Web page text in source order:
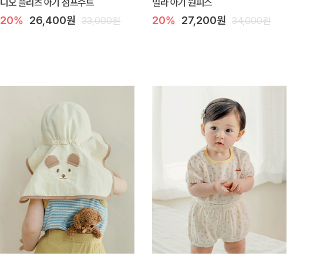
20% 26,400원 33,000원 20% 27,200원 34,000원